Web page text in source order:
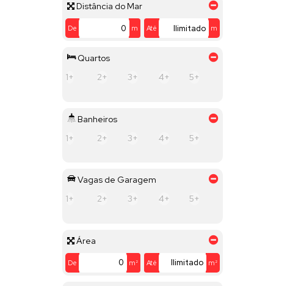
Distância do Mar
De m Até m
Quartos
1+
2+ 3+ 4+ 5+
Banheiros
1+
2+ 3+ 4+ 5+
Vagas de Garagem
1+
2+ 3+ 4+ 5+
Área
De m² Até m²